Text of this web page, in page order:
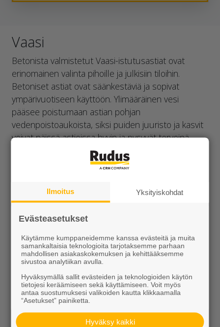
Vaasi
Betonista valmistetut Vaasi-istutusastiat ovat
erinomainen valinta pihoille ja julkisiin tiloihin.
Betoniset astiat ovat säänkestäviä ja sopivat
ympärivuotiseen käyttöön. Ylimääräinen vesi
pääsee poistumaan astian pohjan
vedenpoistoaukoista, siksi puiden juuristo ja kasvit
voivat näissä astioissa hyvin ja pysyvät terveinä.
Astioissa voi käyttää kastelujärjestelmiä. Vaasi-
astioita on kolme eri kokoa, ja suurimmat ovat
liiku helposti ulkoisten tekijöiden vaikutuksesta.
Värivaihtoehtoina Vaasi-astioissa ovat betonin
harmaa sekä oranssinpunainen ruoste. Vaasi-
astioiden nostamista ja liikuttelua varten.
Vaasi-astiat toimitetaan kuormalavoilla.
Koot ja tilavuus
Vaasi L 924x922x950 mm, 180 litraa
Vaasi XL matala 1356x1353x1000 mm, 430
Ilmoitus Yksityiskohdat
Evästeasetukset
Käytämme kumppaneidemme kanssa evästeitä ja muita
samankaltaisia teknologioita tarjotaksemme parhaan
mahdollisen asiakaskokemuksen ja kehittääksemme
sivustoa analytiikan avulla.
Hyväksymällä sallit evästeiden ja teknologioiden käytön
tietojesi keräämiseen sekä käyttämiseen. Voit myös
antaa suostumuksesi valikoiden kautta klikkaamalla
“Asetukset” painiketta.
Hyväksy kaikki